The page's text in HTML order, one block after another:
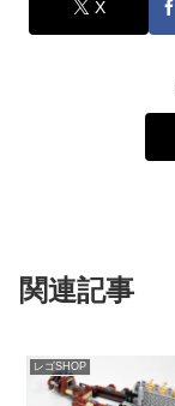
X
関連記事
レゴSHOP